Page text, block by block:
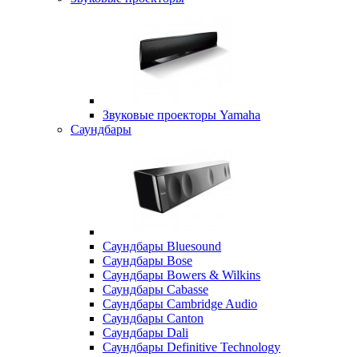
Звуковые проекторы Yamaha
Саундбары
Саундбары Bluesound
Саундбары Bose
Саундбары Bowers & Wilkins
Саундбары Cabasse
Саундбары Cambridge Audio
Саундбары Canton
Саундбары Dali
Саундбары Definitive Technology